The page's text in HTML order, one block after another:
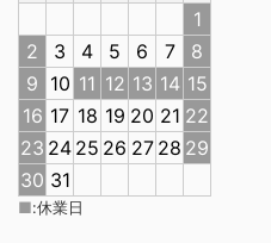
1
2
3 4 5 6 7
8
9 10 11 12 13 14 15
16 17 18 19 20 21 22
23 24 25 26 27 28 29
30 31
■:休業日